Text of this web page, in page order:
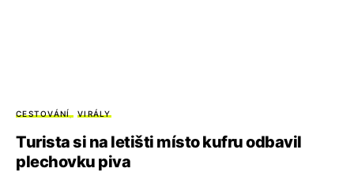
CESTOVÁNÍ VIRÁLY
Turista si na letišti místo kufru odbavil
plechovku piva